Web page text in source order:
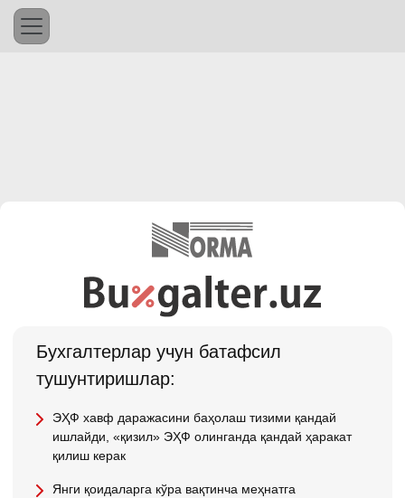
Бухгалтерлар учун батафсил
тушунтиришлар:
ЭҲФ хавф даражасини баҳолаш тизими қандай
ишлайди, «қизил» ЭҲФ олинганда қандай ҳаракат
қилиш керак
Янги қоидаларга кўра вақтинча меҳнатга